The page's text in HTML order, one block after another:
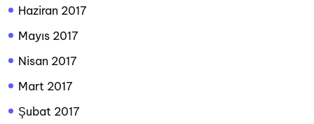
Haziran 2017
Mayıs 2017
Nisan 2017
Mart 2017
Şubat 2017